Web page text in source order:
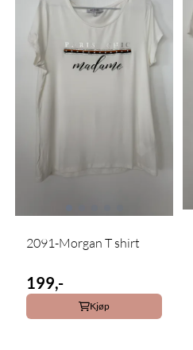
2091-Morgan T shirt
199,-
Kjøp